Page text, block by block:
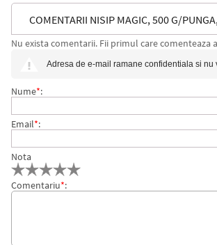
COMENTARII NISIP MAGIC, 500 G/
Nu exista comentarii. Fii primul care comenteaza
Adresa de e-mail ramane confidentiala si nu
Nume*:
Email*:
Nota
Comentariu*: